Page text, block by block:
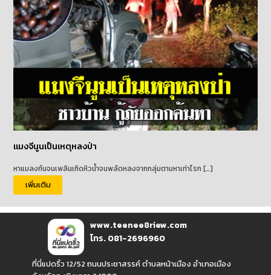
แมงจีนูนเป็นเหตุหลงป่า
หาแมลงกันจนเพลินเกิดหิวน้ำจนพลัดหลงจากกลุ่มตามหาเท่าไรก […]
เพิ่มเติม
www.teenee8riew.com
โทร. 081-2696960
ที่นี่แปดริ้ว 12/52 ถนนประชาสรรค์ ตำบลหน้าเมือง อำเภอเมือง